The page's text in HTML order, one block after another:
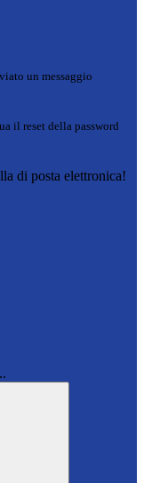
un messaggio
il reset della password
di posta elettronica!